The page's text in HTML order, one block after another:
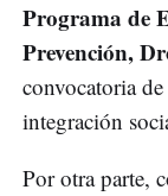
Programa de
Prevención,
convocatoria
integración
Por otra parte,